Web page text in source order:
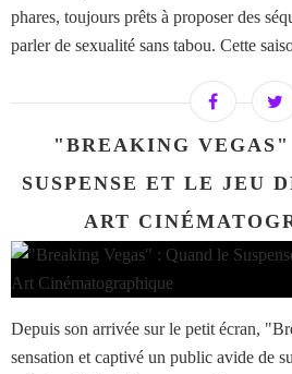
phares, toujours prêts à proposer des
parler de sexualité sans tabou. Cette
"BREAKING
SUSPENSE ET LE JEU
ART
Depuis son arrivée sur le petit écran,
sensation et captivé un public avide de